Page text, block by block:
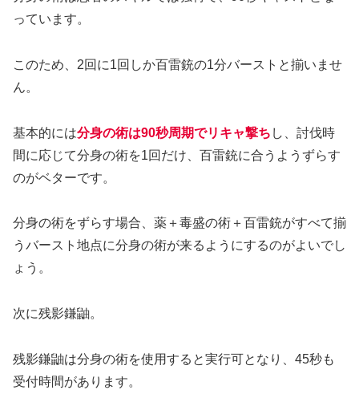
っています。
このため、2回に1回しか百雷銃の1分バーストと揃いませ
ん。
基本的には分身の術は90秒周期でリキャ撃ち し、討伐時
間に応じて分身の術を1回だけ、百雷銃に合うようずらす
のがベターです。
分身の術をずらす場合、薬＋毒盛の術＋百雷銃がすべて揃
うバースト地点に分身の術が来るようにするのがよいでし
ょう。
次に残影鎌鼬。
残影鎌鼬は分身の術を使用すると実行可となり、45秒も
受付時間があります。